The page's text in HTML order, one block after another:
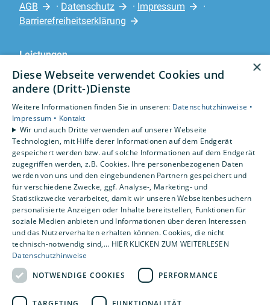
AGB
· Datenschutz · Impressum
·
Barrierefreiheitserklärung
Leistungen
Privatkunden
Karriere
Unternehmen
Standorte
Rotenburg
×
Diese Webseite verwendet Cookies und
andere (Dritt-)Dienste
Weitere Informationen finden Sie in unseren: Datenschutzhinweise •
Impressum • Kontakt
Wir und auch Dritte verwenden auf unserer Webseite
Technologien, mit Hilfe derer Informationen auf dem Endgerät
gespeichert werden bzw. auf solche Informationen auf dem Endgerät
zugegriffen werden, z.B. Cookies. Ihre personenbezogenen Daten
werden von uns und den eingebundenen Partnern gespeichert und
für verschiedene Zwecke, ggf. Analyse-, Marketing- und
Statistikzwecke verarbeitet, damit wir unseren Webseitenbesuchern
personalisierte Anzeigen oder Inhalte bereitstellen, Funktionen für
soziale Medien anbieten und Informationen über deren Interessen
und das Nutzerverhalten erhalten können. Cookies, die nicht
technisch-notwendig sind,... HIER KLICKEN ZUM WEITERLESEN
Datenschutzhinweise
NOTWENDIGE COOKIES
PERFORMANCE